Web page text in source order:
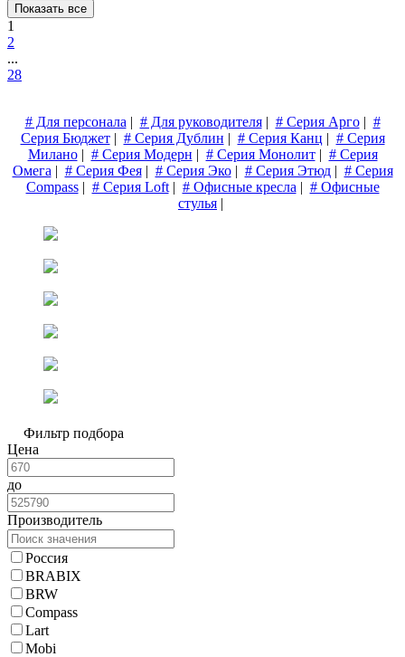
Показать все
1
2
...
28
# Для персонала | # Для руководителя| # Серия Арго| #
Серия Бюджет| # Серия Дублин | # Серия Канц | # Серия
Милано| # Серия Модерн | # Серия Монолит| # Серия
Омега | # Серия Фея| # Серия Эко| # Серия Этюд| # Серия
Compass| # Серия Loft| # Офисные кресла | # Офисные
стулья |
Фильтр подбора
Цена
до
Производитель
Россия
BRABIX
BRW
Compass
Lart
Mobi